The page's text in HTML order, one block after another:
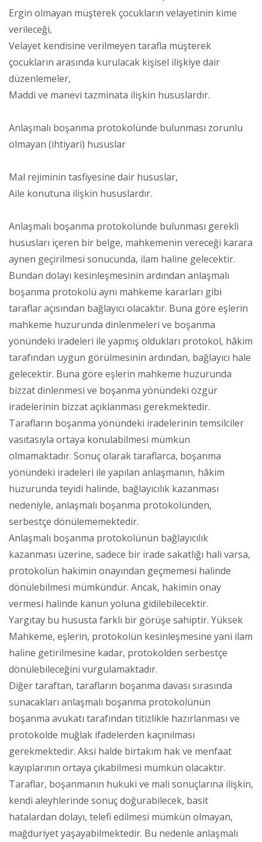
Ergin olmayan müşterek çocukların velayetinin kime
verileceği,
Velayet kendisine verilmeyen tarafla müşterek
çocukların arasında kurulacak kişisel ilişkiye dair
düzenlemeler,
Maddi ve manevi tazminata ilişkin hususlardır.
Anlaşmalı boşanma protokolünde bulunması zorunlu
olmayan (ihtiyari) hususlar
Mal rejiminin tasfiyesine dair hususlar,
Aile konutuna ilişkin hususlardır.
Anlaşmalı boşanma protokolünde bulunması gerekli
hususları içeren bir belge, mahkemenin vereceği karara
aynen geçirilmesi sonucunda, ilam haline gelecektir.
Bundan dolayı kesinleşmesinin ardından anlaşmalı
boşanma protokolü aynı mahkeme kararları gibi
taraflar açısından bağlayıcı olacaktır. Buna göre eşlerin
mahkeme huzurunda dinlenmeleri ve boşanma
yönündeki iradeleri ile yapmış oldukları protokol, hâkim
tarafından uygun görülmesinin ardından, bağlayıcı hale
gelecektir. Buna göre eşlerin mahkeme huzurunda
bizzat dinlenmesi ve boşanma yönündeki özgür
iradelerinin bizzat açıklanması gerekmektedir.
Tarafların boşanma yönündeki iradelerinin temsilciler
vasıtasıyla ortaya konulabilmesi mümkün
olmamaktadır. Sonuç olarak taraflarca, boşanma
yönündeki iradeleri ile yapılan anlaşmanın, hâkim
huzurunda teyidi halinde, bağlayıcılık kazanması
nedeniyle, anlaşmalı boşanma protokolünden,
serbestçe dönülememektedir.
Anlaşmalı boşanma protokolünün bağlayıcılık
kazanması üzerine, sadece bir irade sakatlığı hali varsa,
protokolün hakimin onayından geçmemesi halinde
dönülebilmesi mümkündür. Ancak, hakimin onay
vermesi halinde kanun yoluna gidilebilecektir.
Yargıtay bu hususta farklı bir görüşe sahiptir. Yüksek
Mahkeme, eşlerin, protokolün kesinleşmesine yani ilam
haline getirilmesine kadar, protokolden serbestçe
dönülebileceğini vurgulamaktadır.
Diğer taraftan, tarafların boşanma davası sırasında
sunacakları anlaşmalı boşanma protokolünün
boşanma avukatı tarafından titizlikle hazırlanması ve
protokolde muğlak ifadelerden kaçınılması
gerekmektedir. Aksi halde birtakım hak ve menfaat
kayıplarının ortaya çıkabilmesi mümkün olacaktır.
Taraflar, boşanmanın hukuki ve mali sonuçlarına ilişkin,
kendi aleyhlerinde sonuç doğurabilecek, basit
hatalardan dolayı, telefi edilmesi mümkün olmayan,
mağduriyet yaşayabilmektedir. Bu nedenle anlaşmalı